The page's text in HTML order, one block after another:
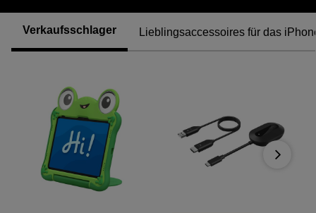
Verkaufsschlager Lieblingsaccessoires für das
Next